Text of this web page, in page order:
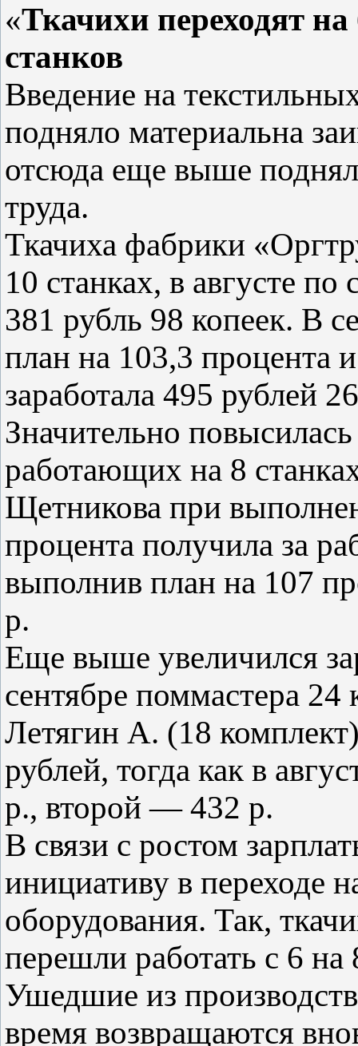
«Ткачихи переходят
станков
Введение на
подняло материальна
отсюда еще выше
труда.
Ткачиха фабрики
10 станках, в августе
381 рубль 98 копеек. В
план на 103,3 процента
заработала 495 рублей
Значительно
работающих на 8
Щетникова при
процента получила за
выполнив план на 107
р.
Еще выше увеличился
сентябре поммастера 24
Летягин А. (18
рублей, тогда как в
р., второй — 432 р.
В связи с ростом
инициативу в переходе
оборудования. Так,
перешли работать с 6 на
Ушедшие из
время возвращаются